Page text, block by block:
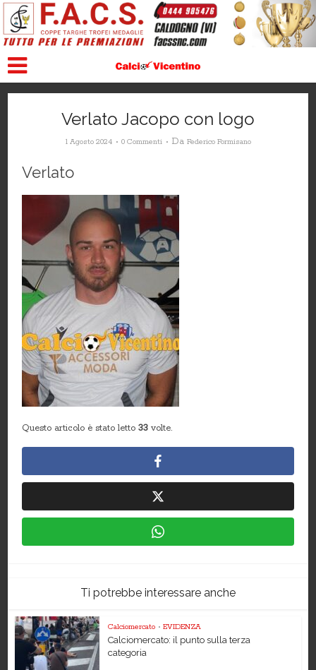
Verlato Jacopo con logo
1 Agosto 2024 0 Commenti Da Federico Formisano
Verlato
Questo articolo è stato letto33 volte.
Ti potrebbe interessare anche
Calciomercato • EVIDENZA
Calciomercato: il punto sulla terza
categoria